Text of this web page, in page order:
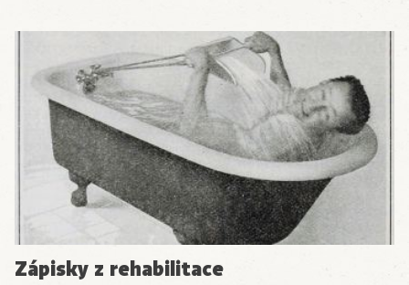
Zápisky z rehabilitace